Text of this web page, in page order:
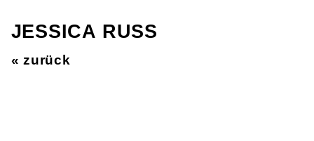
JESSICA RUSS
« zurück